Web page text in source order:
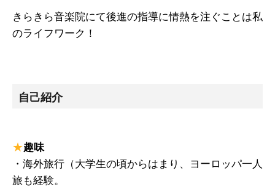
きらきら音楽院にて後進の指導に情熱を注ぐことは私
のライフワーク！
自己紹介
★趣味
・海外旅行（大学生の頃からはまり、ヨーロッパ一人
旅も経験。